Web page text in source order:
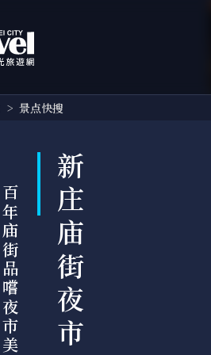
景点快搜
新庄庙街夜市